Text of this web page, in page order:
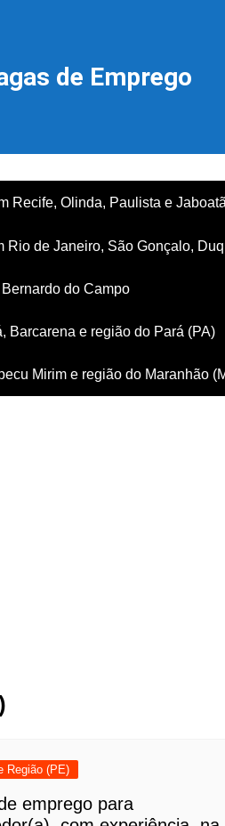
de Emprego
Recife, Olinda, Paulista e
Rio de Janeiro, São Gonçalo,
do Campo
Barcarena e região do Pará (PA)
Mirim e região do Maranhão
Região (PE)
emprego para